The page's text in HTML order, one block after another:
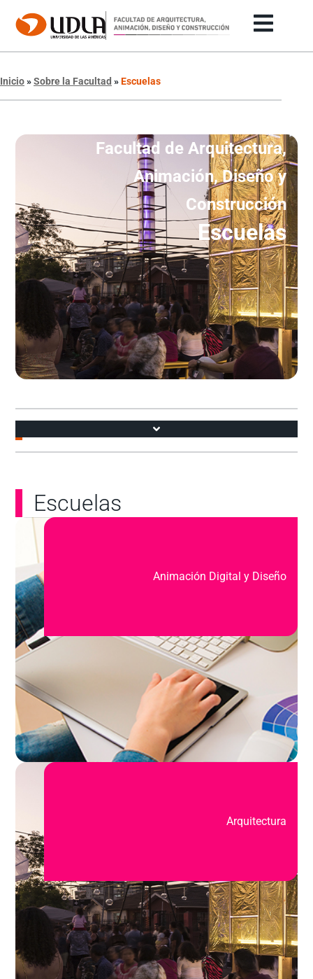
Inicio»Sobre la Facultad »Escuelas
Facultad de Arquitectura,
Animación, Diseño y
Construcción
Escuelas
Escuelas
Animación Digital y Diseño
Arquitectura